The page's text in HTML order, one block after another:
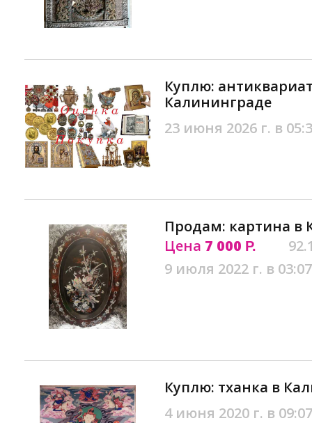
Куплю:
Калининграде
23 июня 2026 г. в
Продам: картина в
Цена 7 000 Р.
9 июля 2022 г. в 03:07
Куплю: тханка в
4 июня 2020 г. в 09:07